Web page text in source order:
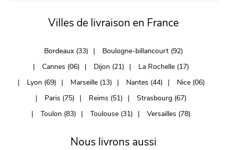
Villes de livraison en France
Bordeaux (33)
Boulogne-billancourt (92)
Cannes (06)
Dijon (21)
La Rochelle (17)
Lyon (69)
Marseille (13) Nantes (44)
Nice (06)
Paris (75)
Reims (51)
Strasbourg (67)
Toulon (83)
Toulouse (31) Versailles (78)
Nous livrons aussi